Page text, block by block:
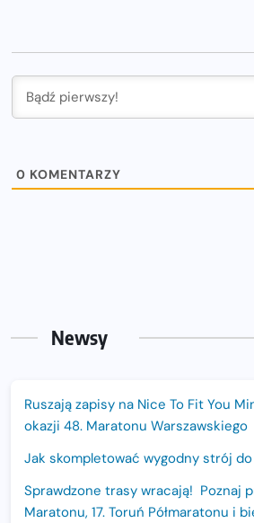
0 KOMENTARZY
Newsy
Ruszają zapisy na Nice To Fit You
okazji 48. Maratonu Warszawskiego
Jak skompletować wygodny strój
Sprawdzone trasy wracają! Poznaj
Maratonu, 17. Toruń Półmaratonu i